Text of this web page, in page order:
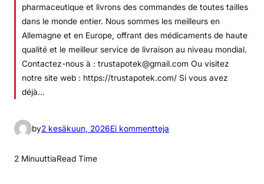
pharmaceutique et livrons des commandes de toutes tailles
dans le monde entier. Nous sommes les meilleurs en
Allemagne et en Europe, offrant des médicaments de haute
qualité et le meilleur service de livraison au niveau mondial.
Contactez-nous à : trustapotek@gmail.com Ou visitez
notre site web : https://trustapotek.com/ Si vous avez
déjà…
by2 kesäkuun, 2026Ei kommentteja
2 MinuuttiaRead Time